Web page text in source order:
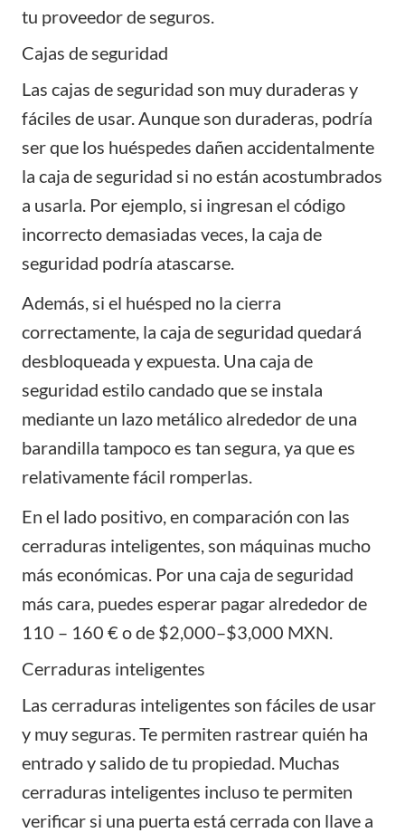
tu proveedor de seguros.
Cajas de seguridad
Las cajas de seguridad son muy duraderas y
fáciles de usar. Aunque son duraderas, podría
ser que los huéspedes dañen accidentalmente
la caja de seguridad si no están acostumbrados
a usarla. Por ejemplo, si ingresan el código
incorrecto demasiadas veces, la caja de
seguridad podría atascarse.
Además, si el huésped no la cierra
correctamente, la caja de seguridad quedará
desbloqueada y expuesta. Una caja de
seguridad estilo candado que se instala
mediante un lazo metálico alrededor de una
barandilla tampoco es tan segura, ya que es
relativamente fácil romperlas.
En el lado positivo, en comparación con las
cerraduras inteligentes, son máquinas mucho
más económicas. Por una caja de seguridad
más cara, puedes esperar pagar alrededor de
110 – 160 € o de $2,000–$3,000 MXN.
Cerraduras inteligentes
Las cerraduras inteligentes son fáciles de usar
y muy seguras. Te permiten rastrear quién ha
entrado y salido de tu propiedad. Muchas
cerraduras inteligentes incluso te permiten
verificar si una puerta está cerrada con llave a